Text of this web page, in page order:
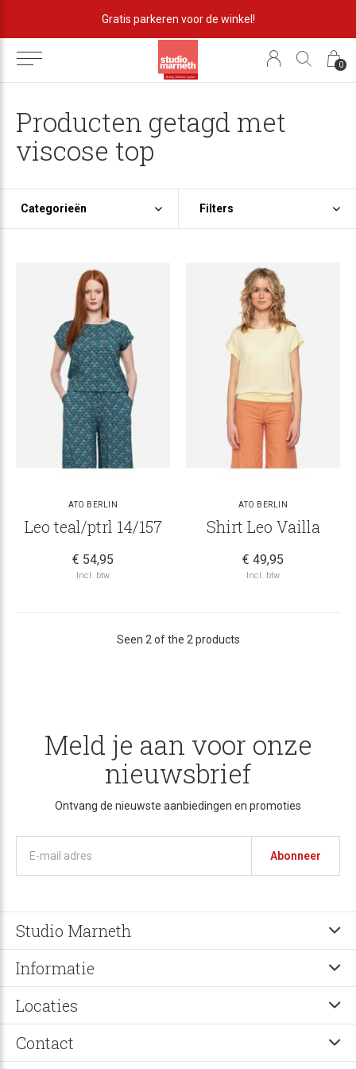
0
Gratis parkeren voor de winkel!
Producten getagd met
viscose top
Categorieën Filters
ATO BERLIN
Leo teal/ptrl 14/157
€ 54,95
Incl. btw
ATO BERLIN
Shirt Leo Vailla
€ 49,95
Incl. btw
Seen 2 of the 2 products
Meld je aan voor onze
nieuwsbrief
Ontvang de nieuwste aanbiedingen en promoties
Abonneer
Studio Marneth
Informatie
Locaties
Contact